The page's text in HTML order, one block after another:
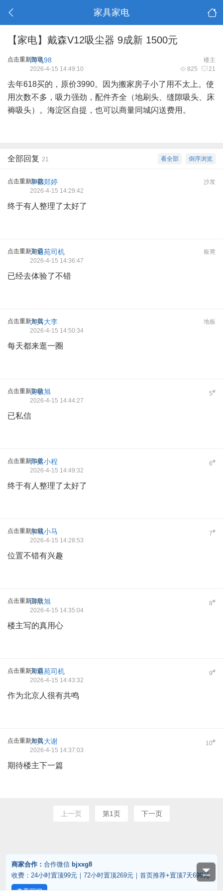
家具家电
【家电】戴森V12吸尘器 9成新 1500元
点击重新加载 楼主
周飞98
825 21
2026-4-15 14:49:10
去年618买的，原价3990。因为搬家房子小了用不太上。使
用次数不多，吸力强劲，配件齐全（地刷头、缝隙吸头、床
褥吸头）。海淀区自提，也可以商量同城闪送费用。
倒序浏览
看全部
全部回复 21
点击重新加载 沙发
帝都郑婷
2026-4-15 14:29:42
终于有人整理了太好了
点击重新加载 板凳
天通苑司机
2026-4-15 14:36:47
已经去体验了不错
点击重新加载 地板
大兴大李
2026-4-15 14:50:34
每天都来逛一圈
点击重新加载 5#
吴敏旭
2026-4-15 14:44:27
已私信
点击重新加载 6#
怀柔小程
2026-4-15 14:49:32
终于有人整理了太好了
点击重新加载 7#
东城小马
2026-4-15 14:28:53
位置不错有兴趣
点击重新加载 8#
田欣旭
2026-4-15 14:35:04
楼主写的真用心
点击重新加载 9#
天通苑司机
2026-4-15 14:43:32
作为北京人很有共鸣
点击重新加载 10#
大兴大谢
2026-4-15 14:37:03
期待楼主下一篇
上一页 第1页 下一页
商家合作： 合作微信 bjxxg8
收费：24小时置顶99元｜72小时置顶269元｜首页推荐+置顶7天699元
查看明细